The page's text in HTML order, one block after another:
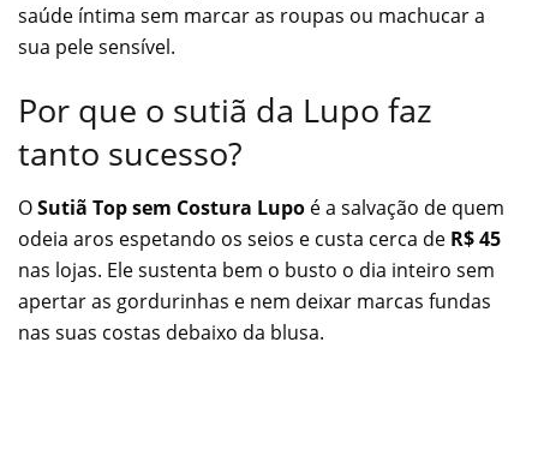
saúde íntima sem marcar as roupas ou machucar a
sua pele sensível.
Por que o sutiã da Lupo faz
tanto sucesso?
OSutiã Top sem Costura Lupo é a salvação de quem
odeia aros espetando os seios e custa cerca de R$ 45
nas lojas. Ele sustenta bem o busto o dia inteiro sem
apertar as gordurinhas e nem deixar marcas fundas
nas suas costas debaixo da blusa.